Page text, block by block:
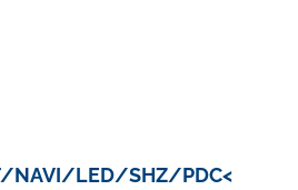
NAVI/LED/SHZ/PDC<